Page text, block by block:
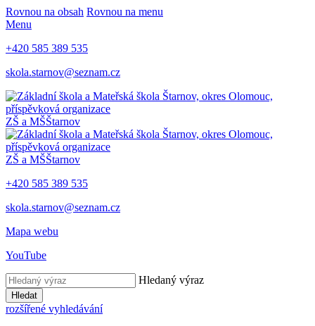
Rovnou na obsah Rovnou na menu
Menu
+420 585 389 535
skola.starnov@seznam.cz
ZŠ a MŠŠtarnov
ZŠ a MŠŠtarnov
+420 585 389 535
skola.starnov@seznam.cz
Mapa webu
YouTube
Hledaný výraz
Hledat
rozšířené vyhledávání